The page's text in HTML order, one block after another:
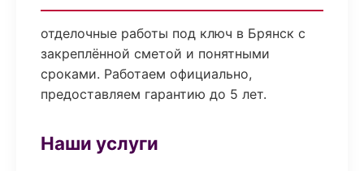
отделочные работы под ключ в Брянск с
закреплённой сметой и понятными
сроками. Работаем официально,
предоставляем гарантию до 5 лет.
Наши услуги